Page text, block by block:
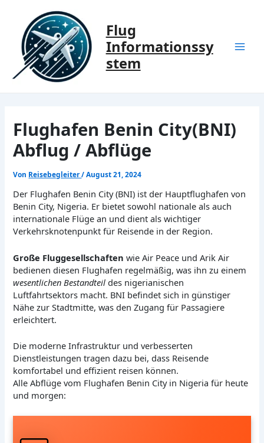
springen
Flug
Informationssy
stem
Flughafen Benin City(BNI)
Abflug / Abflüge
Von Reisebegleiter/August 21, 2024
Der Flughafen Benin City (BNI) ist der Hauptflughafen von
Benin City, Nigeria. Er bietet sowohl nationale als auch
internationale Flüge an und dient als wichtiger
Verkehrsknotenpunkt für Reisende in der Region.
Große Fluggesellschaften wie Air Peace und Arik Air
bedienen diesen Flughafen regelmäßig, was ihn zu einem
wesentlichen Bestandteil des nigerianischen
Luftfahrtsektors macht. BNI befindet sich in günstiger
Nähe zur Stadtmitte, was den Zugang für Passagiere
erleichtert.
Die moderne Infrastruktur und verbesserten
Dienstleistungen tragen dazu bei, dass Reisende
komfortabel und effizient reisen können.
Alle Abflüge vom Flughafen Benin City in Nigeria für heute
und morgen: